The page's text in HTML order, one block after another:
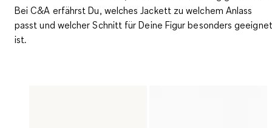
Bei C&A erfährst Du, welches Jackett zu welchem Anlass
passt und welcher Schnitt für Deine Figur besonders geeignet
ist.